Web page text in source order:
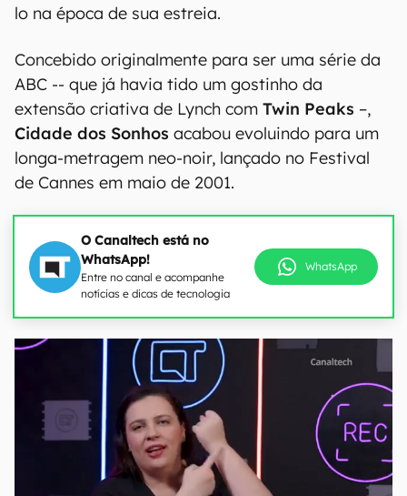
lo na época de sua estreia.
Concebido originalmente para ser uma série da
ABC -- que já havia tido um gostinho da
extensão criativa de Lynch com Twin Peaks –,
Cidade dos Sonhos acabou evoluindo para um
longa-metragem neo-noir, lançado no Festival
de Cannes em maio de 2001.
O Canaltech está no
WhatsApp!
Entre no canal e acompanhe
notícias e dicas de tecnologia
WhatsApp